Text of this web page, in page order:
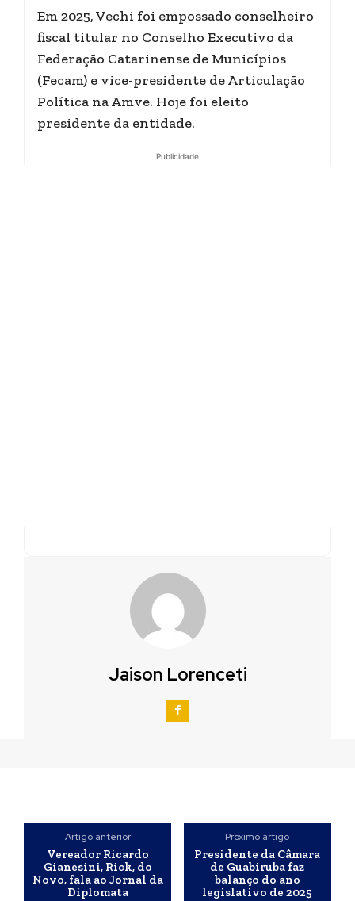
Em 2025, Vechi foi empossado conselheiro
fiscal titular no Conselho Executivo da
Federação Catarinense de Municípios
(Fecam) e vice-presidente de Articulação
Política na Amve. Hoje foi eleito
presidente da entidade.
Publicidade
Jaison Lorenceti
Artigo anterior
Vereador Ricardo
Gianesini, Rick, do
Novo, fala ao Jornal da
Diplomata
Próximo artigo
Presidente da Câmara
de Guabiruba faz
balanço do ano
legislativo de 2025